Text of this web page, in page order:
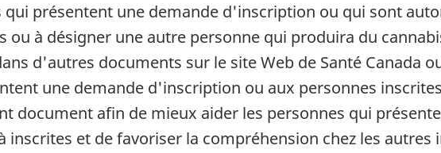
présentent une demande d'inscription ou qui sont
ou à désigner une autre personne qui produira du
d'autres documents sur le site Web de Santé Canada
une demande d'inscription ou aux personnes
document afin de mieux aider les personnes qui
et de favoriser la compréhension chez les autres